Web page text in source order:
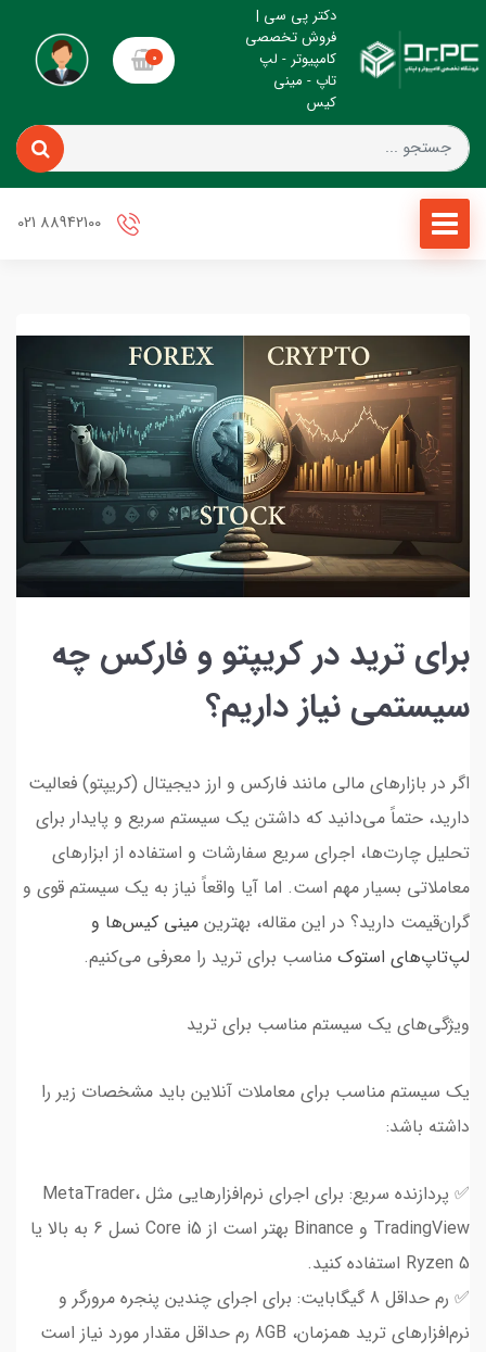
دکتر پی سی |
فروش تخصصی
کامپیوتر - لپ
تاپ - مینی
کیس
0
برای ترید در کریپتو و فارکس چه
سیستمی نیاز داریم؟
اگر در بازارهای مالی مانند فارکس و ارز دیجیتال (کریپتو) فعالیت
دارید، حتماً می‌دانید که داشتن یک سیستم سریع و پایدار برای
تحلیل چارت‌ها، اجرای سریع سفارشات و استفاده از ابزارهای
معاملاتی بسیار مهم است. اما آیا واقعاً نیاز به یک سیستم قوی و
گران‌قیمت دارید؟ در این مقاله، بهترین مینی کیس‌ها و
لپ‌تاپ‌های استوک مناسب برای ترید را معرفی می‌کنیم.
ویژگی‌های یک سیستم مناسب برای ترید
یک سیستم مناسب برای معاملات آنلاین باید مشخصات زیر را
داشته باشد:
✅ پردازنده سریع: برای اجرای نرم‌افزارهایی مثل MetaTrader،
TradingView و Binance بهتر است از Core i5 نسل 6 به بالا یا
Ryzen 5 استفاده کنید.
✅ رم حداقل 8 گیگابایت: برای اجرای چندین پنجره مرورگر و
نرم‌افزارهای ترید همزمان، 8GB رم حداقل مقدار مورد نیاز است